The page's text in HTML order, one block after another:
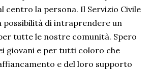
centro la persona. Il Servizio Civile
possibilità di intraprendere un
tutte le nostre comunità. Spero
giovani e per tutti coloro che
e del loro supporto